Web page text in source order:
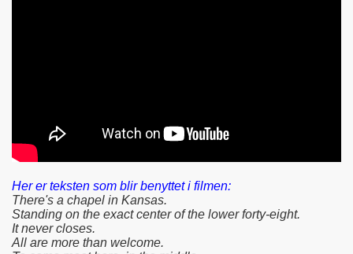
Her er teksten som blir benyttet i filmen:
There's a chapel in Kansas.
Standing on the exact center of the lower forty-eight.
It never closes.
All are more than welcome.